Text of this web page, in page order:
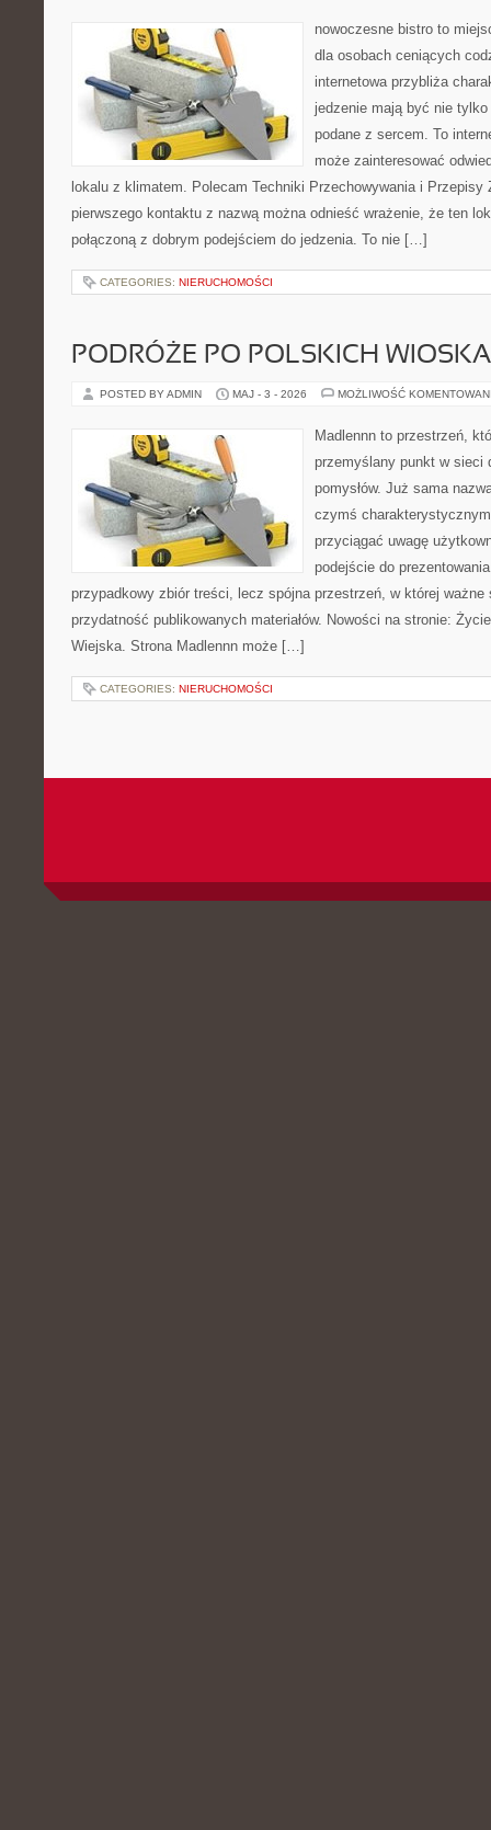
nowoczesne bistro to
dla osobach ceniących
internetowa przybliża
jedzenie mają być nie
podane z sercem. To
może zainteresować
lokalu z klimatem. Polecam Techniki Przechowywania i Przepisy
pierwszego kontaktu z nazwą można odnieść wrażenie, że ten
połączoną z dobrym podejściem do jedzenia. To nie […]
CATEGORIES: NIERUCHOMOŚCI
PODRÓŻE PO POLSKICH
POSTED BY ADMIN MAJ - 3 - 2026 MOŻLIWOŚĆ
Madlennn to przestrzeń,
przemyślany punkt w sieci
pomysłów. Już sama
czymś
przyciągać uwagę
podejście do
przypadkowy zbiór treści, lecz spójna przestrzeń, w której
przydatność publikowanych materiałów. Nowości na stronie:
Wiejska. Strona Madlennn może […]
CATEGORIES: NIERUCHOMOŚCI